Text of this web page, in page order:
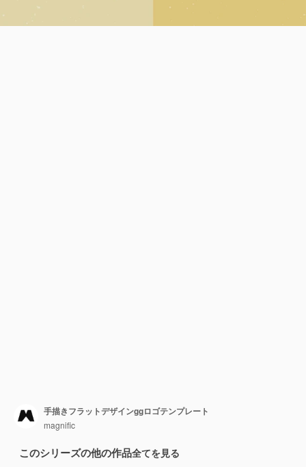
手描きフラットデザインggロゴテンプレート
magnific
このシリーズの他の作品全てを見る